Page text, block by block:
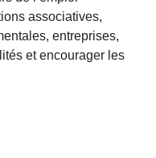
associatives,
entreprises,
et encourager les